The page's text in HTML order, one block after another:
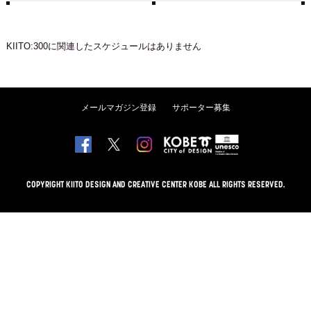
KIITO:300に関連したスケジュールはありません
メールマガジン登録 サポーター募集
COPYRIGHT KIITO DESIGN AND CREATIVE CENTER KOBE ALL RIGHTS RESERVED.